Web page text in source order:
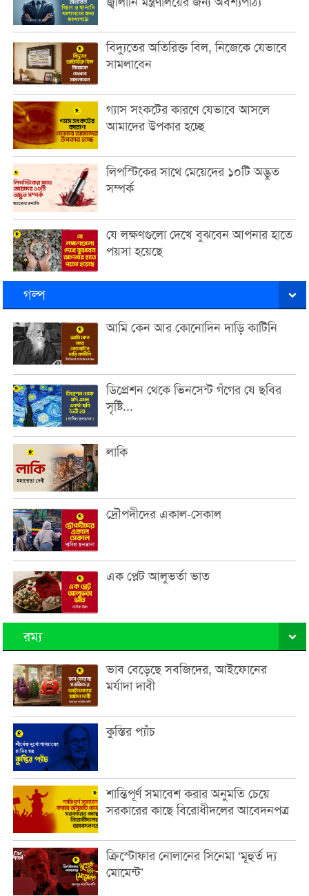
বিদ্যুতের অতিরিক্ত বিল, নিজেকে যেভাবে
সামলাবেন
গ্যাস সংকটের কারণে যেভাবে আসলে
আমাদের উপকার হচ্ছে
লিপস্টিকের সাথে মেয়েদের ১০টি অদ্ভুত
সম্পর্ক
যে লক্ষণগুলো দেখে বুঝবেন আপনার হাতে
পয়সা হয়েছে
গল্প
আমি কেন আর কোনোদিন দাড়ি কাটিনি
ডিপ্রেশন থেকে ভিনসেন্ট গঁগের যে ছবির
সৃষ্টি...
লাকি
দ্রৌপদীদের একাল-সেকাল
এক প্লেট আলুভর্তা ভাত
রম্য
ভাব বেড়েছে সবজিদের, আইফোনের
মর্যাদা দাবী
কুস্তির প্যাঁচ
শান্তিপূর্ণ সমাবেশ করার অনুমতি চেয়ে
সরকারের কাছে বিরোধীদলের আবেদনপত্র
ক্রিস্টোফার নোলানের সিনেমা ‘মূহুর্ত দ্য
মোমেন্ট’